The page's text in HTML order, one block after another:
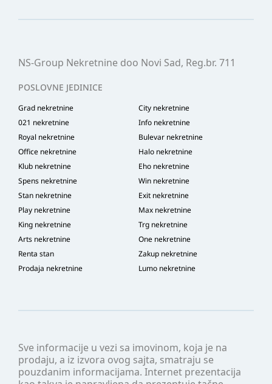
Sve informacije u vezi sa imovinom, koja je na
prodaju, a iz izvora ovog sajta, smatraju se
pouzdanim informacijama. Internet prezentacija
NS-Group Nekretnine doo Novi Sad, Reg.br. 711
POSLOVNE JEDINICE
Grad nekretnine
City nekretnine
021 nekretnine
Info nekretnine
Royal nekretnine
Bulevar nekretnine
Office nekretnine
Halo nekretnine
Klub nekretnine
Eho nekretnine
Spens nekretnine
Win nekretnine
Stan nekretnine
Exit nekretnine
Play nekretnine
Max nekretnine
King nekretnine
Trg nekretnine
Arts nekretnine
One nekretnine
Renta stan
Zakup nekretnine
Prodaja nekretnine
Lumo nekretnine